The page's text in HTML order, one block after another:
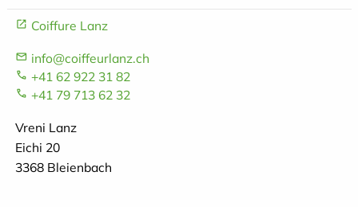
Coiffure Lanz
info@coiffeurlanz.ch
+41 62 922 31 82
+41 79 713 62 32
Vreni Lanz
Eichi 20
3368 Bleienbach